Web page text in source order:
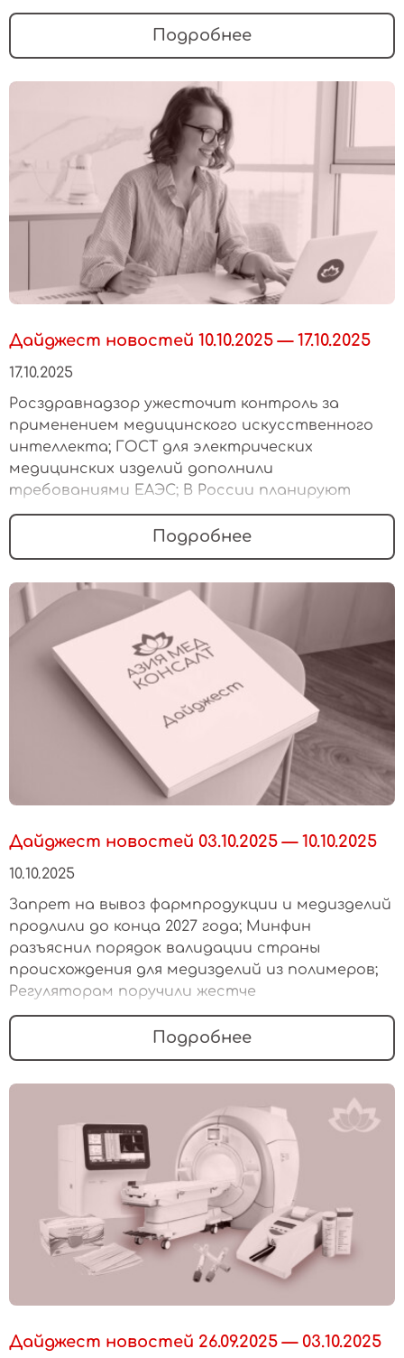
Росздравнадзора
Подробнее
Дайджест новостей 10.10.2025 — 17.10.2025
17.10.2025
Росздравнадзор ужесточит контроль за
применением медицинского искусственного
интеллекта; ГОСТ для электрических
медицинских изделий дополнили
требованиями ЕАЭС; В России планируют
централизовать закупки лекарств и
медизделий для нацпроектов
Подробнее
Дайджест новостей 03.10.2025 — 10.10.2025
10.10.2025
Запрет на вывоз фармпродукции и медизделий
продлили до конца 2027 года; Минфин
разъяснил порядок валидации страны
происхождения для медизделий из полимеров;
Регуляторам поручили жестче
контролировать заявки заказчиков при
госзакупках медизделийПодробнее
Дайджест новостей 26.09.2025 — 03.10.2025